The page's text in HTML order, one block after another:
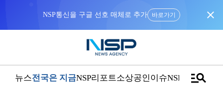
바로가기 close
뉴스전국은 지금NSP리포트소상공인이슈NSPTVmanage_search